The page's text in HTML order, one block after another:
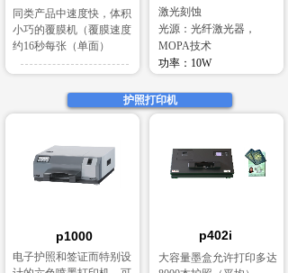
激光刻蚀
光源：光纤激光器，
MOPA技术
功率：10W
同类产品中速度快，体积
小巧的覆膜机（覆膜速度
约16秒每张（单面）
大容量墨盒允许打印多达
p402i
电子护照和签证而特别设
p1000
护照打印机